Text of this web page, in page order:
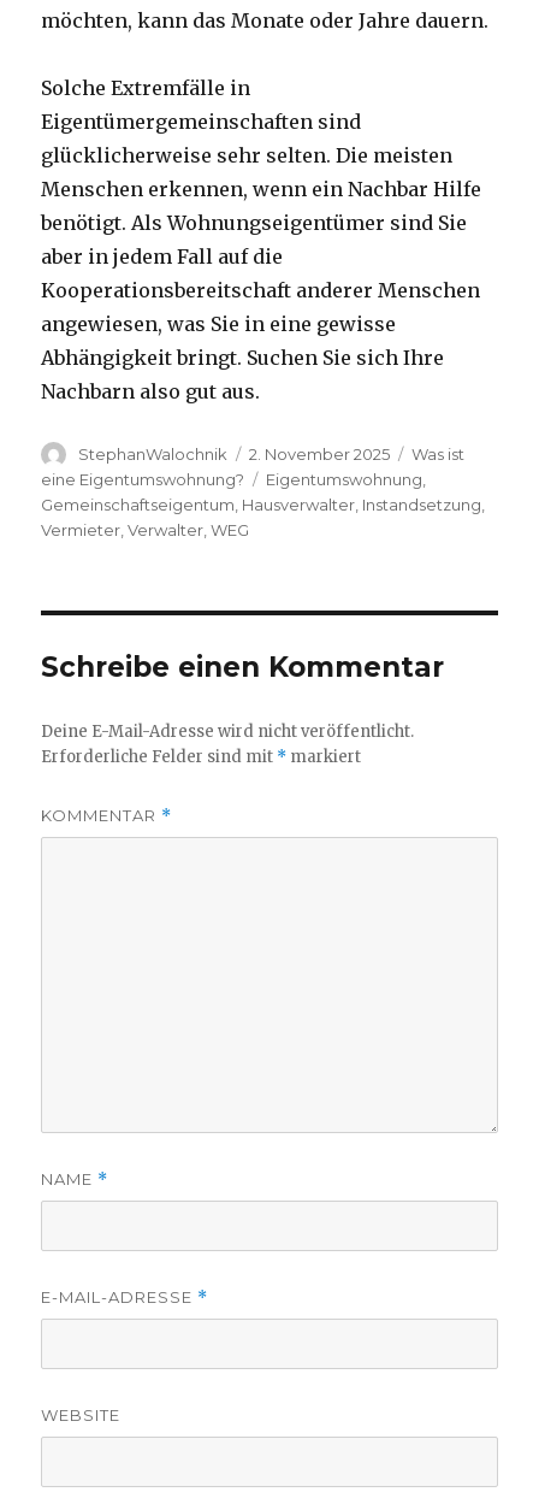
möchten, kann das Monate oder Jahre dauern.
Solche Extremfälle in
Eigentümergemeinschaften sind
glücklicherweise sehr selten. Die meisten
Menschen erkennen, wenn ein Nachbar Hilfe
benötigt. Als Wohnungseigentümer sind Sie
aber in jedem Fall auf die
Kooperationsbereitschaft anderer Menschen
angewiesen, was Sie in eine gewisse
Abhängigkeit bringt. Suchen Sie sich Ihre
Nachbarn also gut aus.
Autor
StephanWalochnik
Veröffentlicht
am
2. November 2025 Kategorien
Was ist
eine Eigentumswohnung?
Schlagwörter
Eigentumswohnung
Gemeinschaftseigentum Hausverwalter Instandsetzung
Vermieter ,Verwalter ,WEG
Schreibe einen Kommentar
Deine E-Mail-Adresse wird nicht veröffentlicht.
Erforderliche Felder sind mit * markiert
KOMMENTAR *
NAME *
E-MAIL-ADRESSE *
WEBSITE